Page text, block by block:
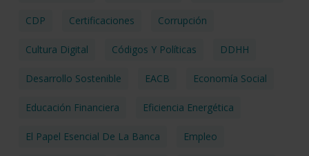
CDP Certificaciones Corrupción
Cultura Digital Códigos Y Políticas DDHH
Desarrollo Sostenible EACB Economía Social
Educación Financiera Eficiencia Energética
El Papel Esencial De La Banca Empleo